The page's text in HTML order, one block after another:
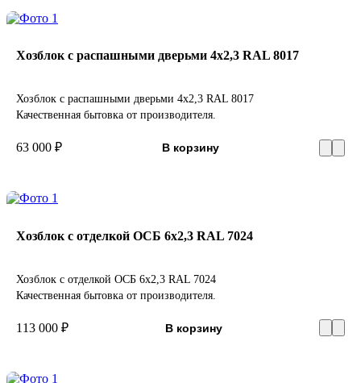
Хозблок с распашными дверьми 4х2,3 RAL 8017
Хозблок с распашными дверьми 4х2,3 RAL 8017
Качественная бытовка от производителя.
63 000 ₽ В корзину
Хозблок с отделкой ОСБ 6х2,3 RAL 7024
Хозблок с отделкой ОСБ 6х2,3 RAL 7024
Качественная бытовка от производителя.
113 000 ₽ В корзину